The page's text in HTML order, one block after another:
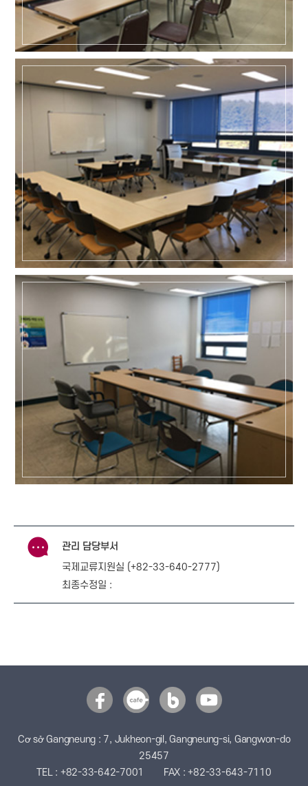
관리 담당부서
국제교류지원실 (+82-33-640-2777)
최종수정일 :
Cơ sở Gangneung : 7, Jukheon-gil, Gangneung-si, Gangwon-do
25457
TEL : +82-33-642-7001
FAX : +82-33-643-7110